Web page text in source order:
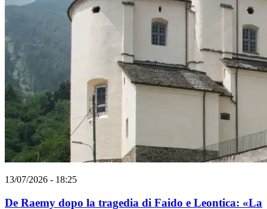
13/07/2026 - 18:25
De Raemy dopo la tragedia di Faido e Leontica: «La